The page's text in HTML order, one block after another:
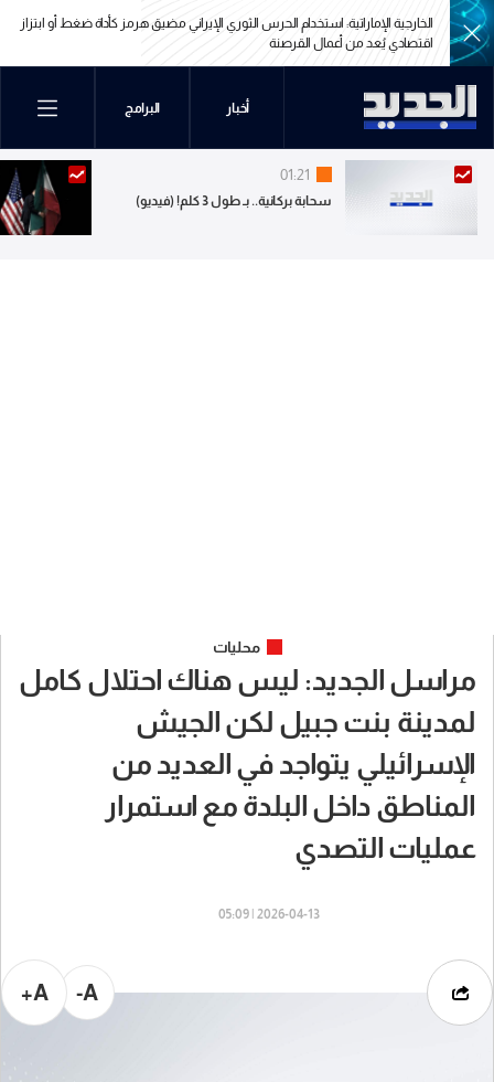
ضغط أو ابتزاز
ضغط أو ابتزاز
الخارجية الإماراتية: نطالب إيران بوقف الهجمات وإعادة فتح مضيق هرمز
كامل وغير مشروط
الخارجية الإماراتية: نطالب إيران بوقف الهجمات وإعادة فتح مضيق هرمز
كامل وغير مشروط
أخبار البرامج
01:21
سحابة بركانية.. بـ طول 3 كلم! (فيديو)
محليات
مراسل الجديد: ليس هناك احتلال كامل
لمدينة بنت جبيل لكن الجيش
الإسرائيلي يتواجد في العديد من
المناطق داخل البلدة مع استمرار
عمليات التصدي
2026-04-13 | 05:09
A-
A+